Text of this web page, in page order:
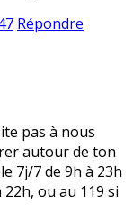
Répondre
pas à nous
autour de ton
7j/7 de 9h à 23h
ou au 119 si